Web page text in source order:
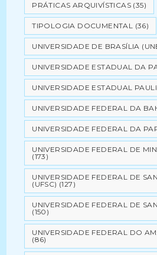
PRÁTICAS ARQUIVÍSTICAS (35)
TIPOLOGIA DOCUMENTAL (36)
UNIVERSIDADE DE BRASÍLIA
UNIVERSIDADE ESTADUAL DA
UNIVERSIDADE ESTADUAL
UNIVERSIDADE FEDERAL DA
UNIVERSIDADE FEDERAL DA
UNIVERSIDADE FEDERAL DE
(173)
UNIVERSIDADE FEDERAL DE
(UFSC) (127)
UNIVERSIDADE FEDERAL DE
(150)
UNIVERSIDADE FEDERAL DO
(86)